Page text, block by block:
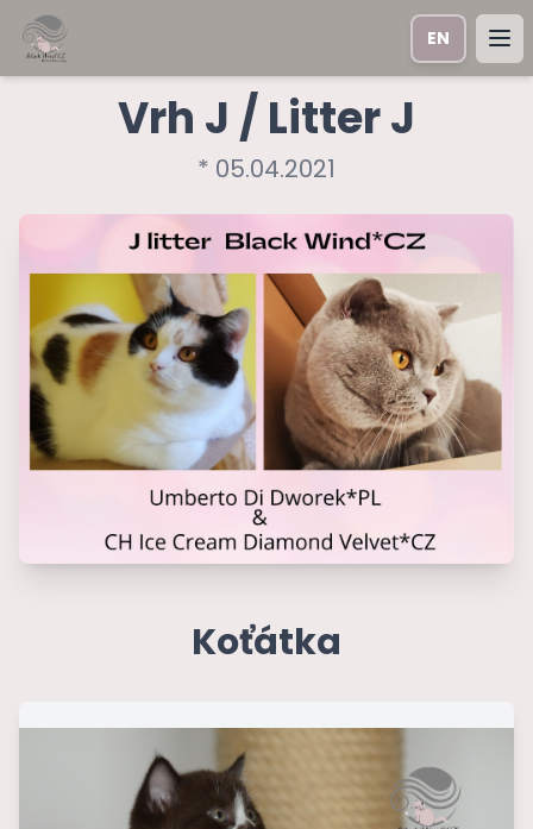
EN
Vrh J / Litter J
* 05.04.2021
Koťátka